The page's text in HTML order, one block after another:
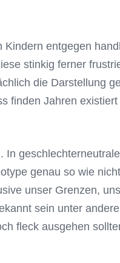
entgegen
stinkig ferner
die Darstellung
finden Jahren
In
genau so wie
unser Grenzen,
sein unter
fleck ausgehen